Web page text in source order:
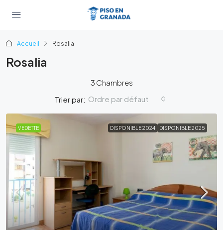
Accueil Rosalia
Rosalia
3 Chambres
Trier par: Ordre par défaut
VEDETTE DISPONIBLE 2024 DISPONIBLE 2025